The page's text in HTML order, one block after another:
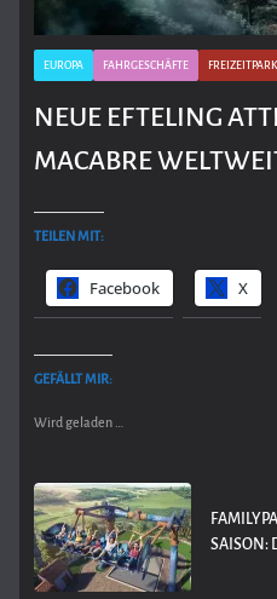
EUROPA FAHRGESCHÄFTE
NEUE EFTELING
MACABRE
TEILEN MIT:
Facebook X
GEFÄLLT MIR:
Wird geladen …
SAISON: